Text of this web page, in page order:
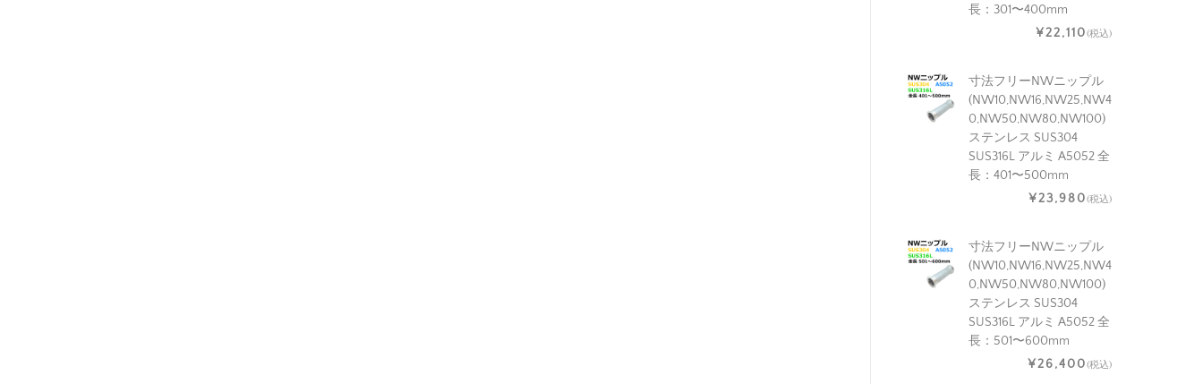
長：301〜400mm
¥22,110(税込)
寸法フリーNWニップル
(NW10,NW16,NW25,NW4
0,NW50,NW80,NW100)
ステンレス SUS304
SUS316L アルミ A5052 全
長：401〜500mm
¥23,980(税込)
寸法フリーNWニップル
(NW10,NW16,NW25,NW4
0,NW50,NW80,NW100)
ステンレス SUS304
SUS316L アルミ A5052 全
長：501〜600mm
¥26,400(税込)